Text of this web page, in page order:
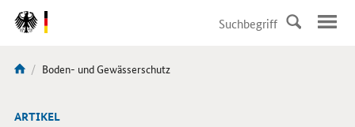
DirektZu:
Navigation
Sie
hier:
Aktuelle
Boden- und Gewässerschutz
ARTIKEL